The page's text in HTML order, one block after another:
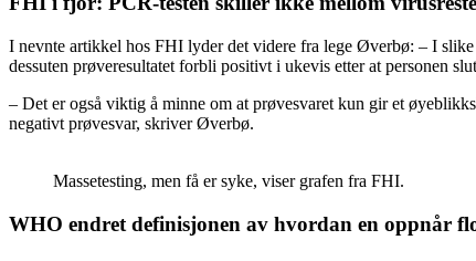
I nevnte artikkel hos FHI lyder det videre fra lege Øverbø: – I
dessuten prøveresultatet forbli positivt i ukevis etter at personen
– Det er også viktig å minne om at prøvesvaret kun gir et
negativt prøvesvar, skriver Øverbø.
Massetesting, men få er syke, viser grafen fra FHI.
WHO endret definisjonen av hvordan en oppnår